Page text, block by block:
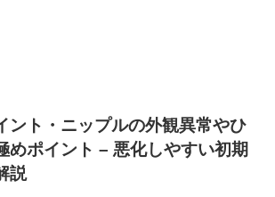
ント・ニップルの外観異常やひ
めポイント – 悪化しやすい初期
説